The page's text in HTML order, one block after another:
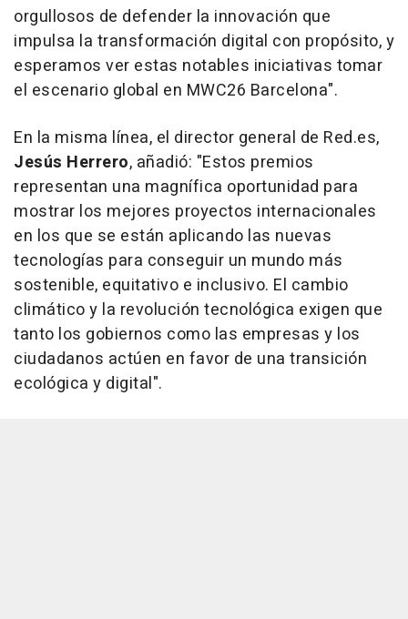
orgullosos de defender la innovación que
impulsa la transformación digital con propósito, y
esperamos ver estas notables iniciativas tomar
el escenario global en MWC26 Barcelona".
En la misma línea, el director general de Red.es,
Jesús Herrero, añadió: "Estos premios
representan una magnífica oportunidad para
mostrar los mejores proyectos internacionales
en los que se están aplicando las nuevas
tecnologías para conseguir un mundo más
sostenible, equitativo e inclusivo. El cambio
climático y la revolución tecnológica exigen que
tanto los gobiernos como las empresas y los
ciudadanos actúen en favor de una transición
ecológica y digital".